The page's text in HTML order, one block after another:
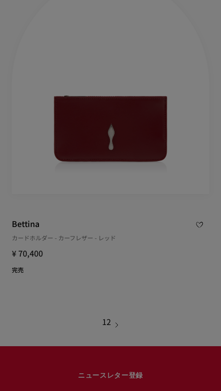
Bettina
カードホルダー - カーフレザー - レッド
¥ 70,400
完売
12
ニュースレター登録